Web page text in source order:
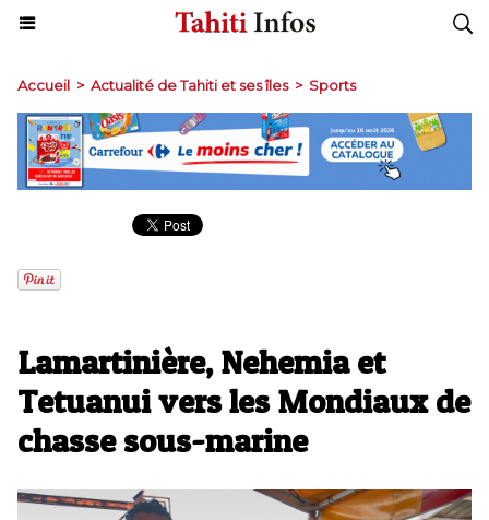
Accueil > Actualité de Tahiti et ses îles > Sports
Lamartinière, Nehemia et
Tetuanui vers les Mondiaux de
chasse sous-marine